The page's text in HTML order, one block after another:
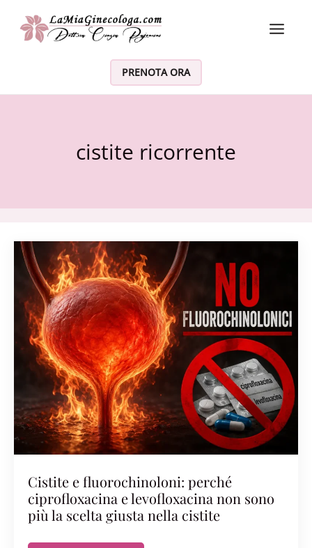
Vai al contenuto
PRENOTA ORA
cistite ricorrente
Cistite e fluorochinoloni: perché
ciprofloxacina e levofloxacina non sono
più la scelta giusta nella cistite